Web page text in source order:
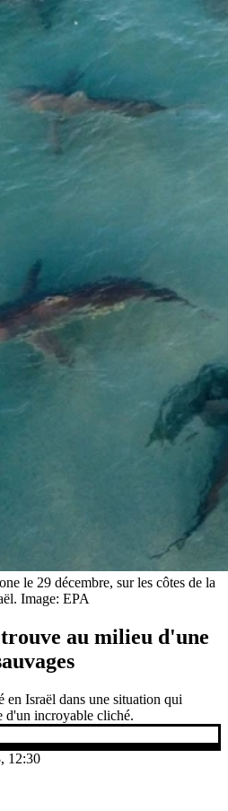
le 29 décembre, sur les côtes de la
Image: EPA
au milieu d'une
en Israël dans une situation qui
d'un incroyable cliché.
12:30